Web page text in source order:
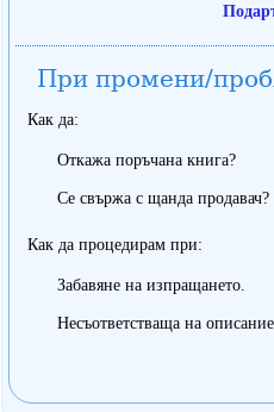
При промени/
Как да:
Откажа поръчана книга?
Се свържа с щанда продавач?
Как да процедирам при:
Забавяне на изпращането.
Несъответстваща на